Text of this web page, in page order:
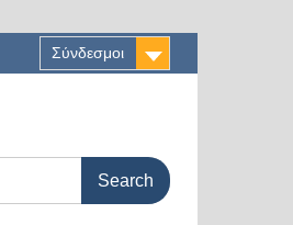
Σύνδεσμοι